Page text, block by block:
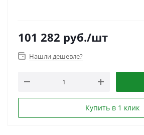
101 282 руб./шт
Нашли дешевле?
Купить в 1 клик